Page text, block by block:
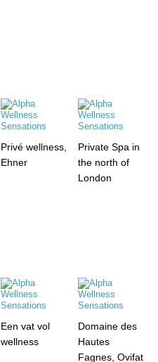
Privé wellness,
Ehner
Private Spa in
the north of
London
Een vat vol
wellness
Domaine des
Hautes
Fagnes, Ovifat